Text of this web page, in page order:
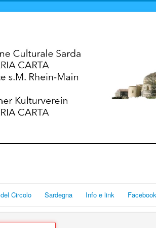
Circolo Sardegna Info e link Facebook